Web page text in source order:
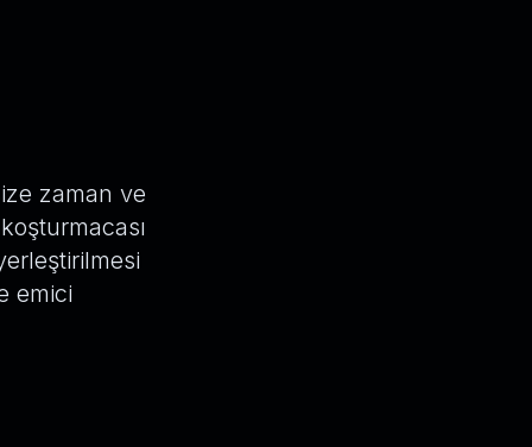
zaman ve
emici